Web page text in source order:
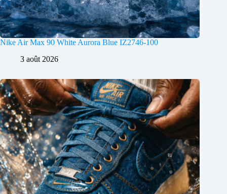
Nike Air Max 90 White Aurora Blue IZ2746-100
3 août 2026